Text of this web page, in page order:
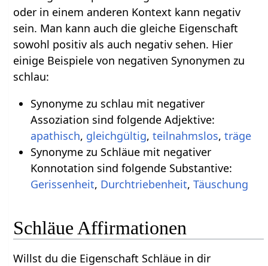
oder in einem anderen Kontext kann negativ
sein. Man kann auch die gleiche Eigenschaft
sowohl positiv als auch negativ sehen. Hier
einige Beispiele von negativen Synonymen zu
schlau:
Synonyme zu schlau mit negativer
Assoziation sind folgende Adjektive:
apathisch, gleichgültig, teilnahmslos, träge
Synonyme zu Schläue mit negativer
Konnotation sind folgende Substantive:
Gerissenheit, Durchtriebenheit, Täuschung
Schläue Affirmationen
Willst du die Eigenschaft Schläue in dir